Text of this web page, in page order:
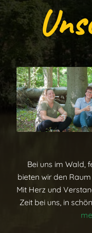
Bei uns im Wald,
bieten wir den
Mit Herz und
Zeit bei uns, in